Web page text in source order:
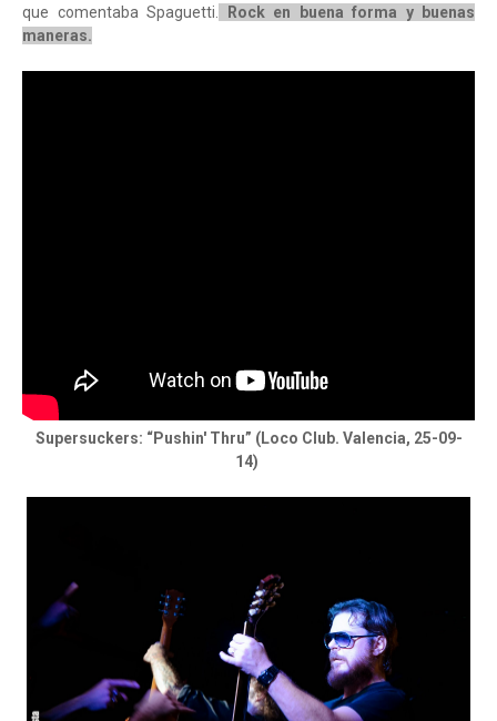
que comentaba Spaguetti. Rock en buena forma y buenas
maneras.
Supersuckers: “Pushin' Thru” (Loco Club. Valencia, 25-09-
14)